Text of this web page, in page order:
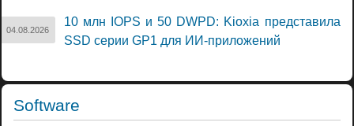
04.08.2026
10 млн IOPS и 50 DWPD: Kioxia представила
SSD серии GP1 для ИИ-приложений
Software